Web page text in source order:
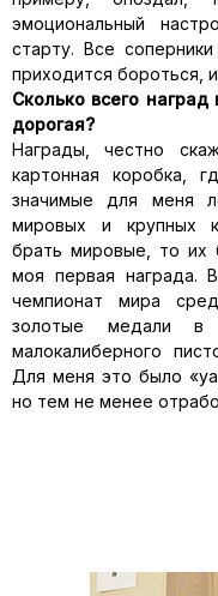
эмоциональный
старту. Все
приходится бороться,
Сколько всего
дорогая?
Награды, честно
картонная коробка,
значимые для меня
мировых и крупных
брать мировые, то их
моя первая награда.
чемпионат мира
золотые медали
малокалиберного
Для меня это было
но тем не менее